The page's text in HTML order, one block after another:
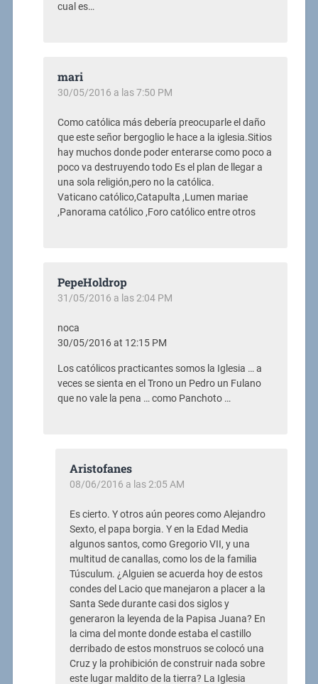
cual es…
mari
30/05/2016 a las 7:50 PM
Como católica más debería preocuparle el daño
que este señor bergoglio le hace a la iglesia.Sitios
hay muchos donde poder enterarse como poco a
poco va destruyendo todo Es el plan de llegar a
una sola religión,pero no la católica.
Vaticano católico,Catapulta ,Lumen mariae
,Panorama católico ,Foro católico entre otros
PepeHoldrop
31/05/2016 a las 2:04 PM
noca
30/05/2016 at 12:15 PM
Los católicos practicantes somos la Iglesia … a
veces se sienta en el Trono un Pedro un Fulano
que no vale la pena … como Panchoto …
Aristofanes
08/06/2016 a las 2:05 AM
Es cierto. Y otros aún peores como Alejandro
Sexto, el papa borgia. Y en la Edad Media
algunos santos, como Gregorio VII, y una
multitud de canallas, como los de la familia
Túsculum. ¿Alguien se acuerda hoy de estos
condes del Lacio que manejaron a placer a la
Santa Sede durante casi dos siglos y
generaron la leyenda de la Papisa Juana? En
la cima del monte donde estaba el castillo
derribado de estos monstruos se colocó una
Cruz y la prohibición de construir nada sobre
este lugar maldito de la tierra? La Iglesia